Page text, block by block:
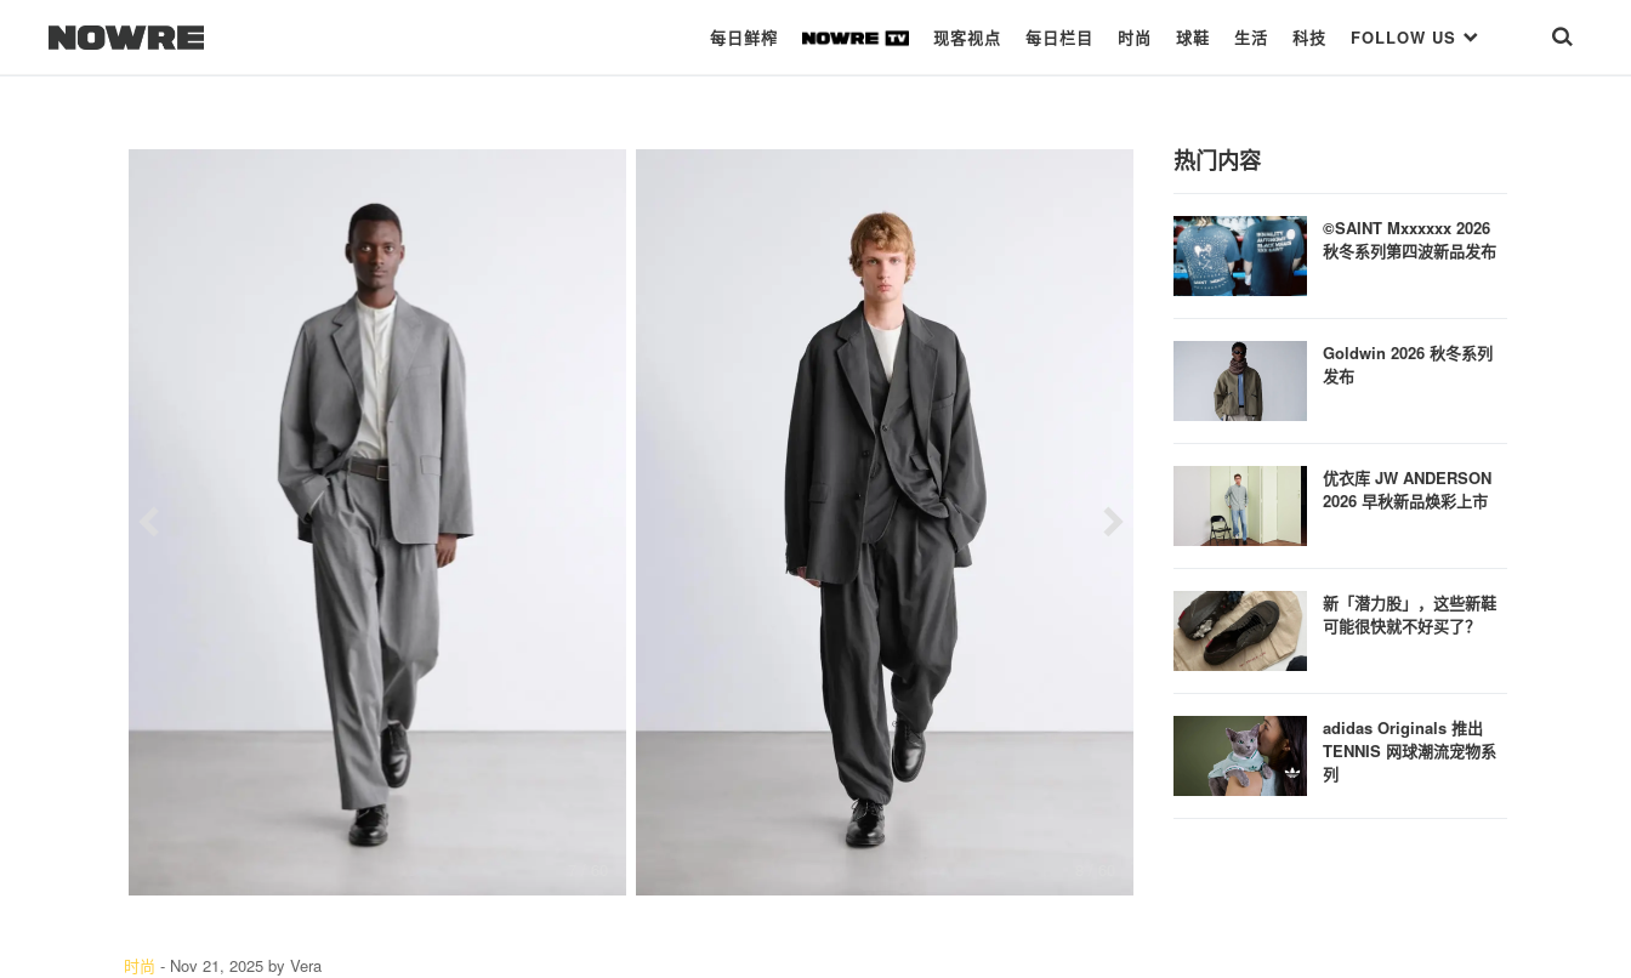
每日鲜榨 现客视点 每日栏目 时尚 球鞋 生活 科技 FOLLOW US
现客视点
每日栏目
时 尚
球 鞋
科 技
联系我们
时尚 - Nov 21, 2025 by Vera
热门内容
©SAINT Mxxxxxx 2026
秋冬系列第四波新品发布
Goldwin 2026 秋冬系列
发布
优衣库 JW ANDERSON
2026 早秋新品焕彩上市
新「潜力股」，这些新鞋
可能很快就不好买了？
adidas Originals 推出
TENNIS 网球潮流宠物系
列